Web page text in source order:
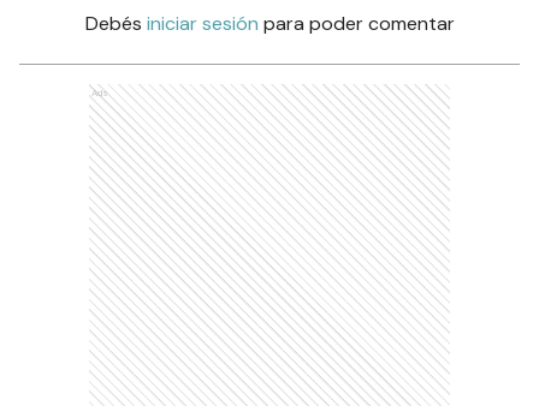
Debés iniciar sesión para poder comentar
Ads